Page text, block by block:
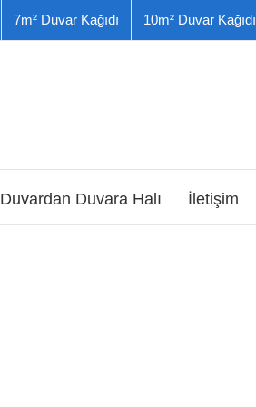
7m² Duvar Kağıdı 10m² Duvar Kağıdı
Duvardan Duvara Halı İletişim